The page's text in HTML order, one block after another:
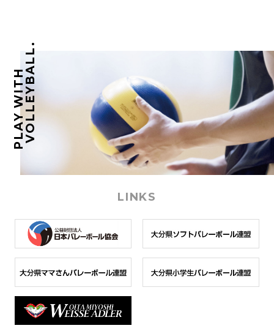
PLAY WITHVOLLEYBALL.
LINKS